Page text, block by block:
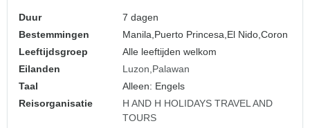
Duur
7 dagen
Bestemmingen
Manila,Puerto Princesa,El Nido,Coron
Leeftijdsgroep
Alle leeftijden welkom
Eilanden
Luzon Palawan
Taal
Alleen: Engels
Reisorganisatie
H AND H HOLIDAYS TRAVEL AND
TOURS